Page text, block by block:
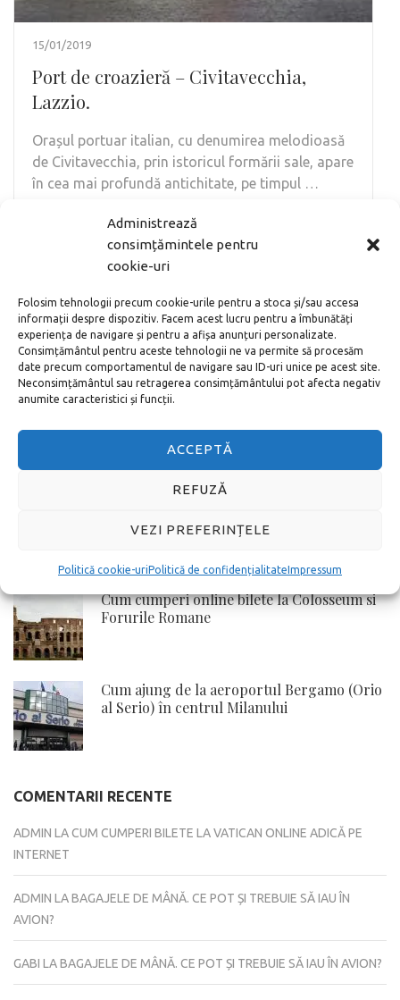
Administrează
consimțămintele pentru
cookie-uri
Folosim tehnologii precum cookie-urile pentru a stoca și/sau accesa
informații despre dispozitiv. Facem acest lucru pentru a îmbunătăți
experiența de navigare și pentru a afișa anunțuri personalizate.
Consimțământul pentru aceste tehnologii ne va permite să procesăm
date precum comportamentul de navigare sau ID-uri unice pe acest site.
Neconsimțământul sau retragerea consimțământului pot afecta negativ
anumite caracteristici și funcții.
ACCEPTĂ
REFUZĂ
VEZI PREFERINȚELE
Politică cookie-uriPolitică de confidențialitateImpressum
15/01/2019
Port de croazieră – Civitavecchia,
Lazzio.
Orașul portuar italian, cu denumirea melodioasă
de Civitavecchia, prin istoricul formării sale, apare
în cea mai profundă antichitate, pe timpul …
MAI DEPARTE
ARTICOLE POPULARE
Noul aeroport din Istanbul – cum ajung în
centru
Aeroportul Schönefeld în centrul orașului
Cum cumperi online bilete la Colosseum si
Forurile Romane
Cum ajung de la aeroportul Bergamo (Orio
al Serio) în centrul Milanului
COMENTARII RECENTE
ADMIN LACUM CUMPERI BILETE LA VATICAN ONLINE ADICĂ PE
INTERNET
ADMIN LABAGAJELE DE MÂNĂ. CE POT ȘI TREBUIE SĂ IAU ÎN
AVION?
GABI LABAGAJELE DE MÂNĂ. CE POT ȘI TREBUIE SĂ IAU ÎN AVION?